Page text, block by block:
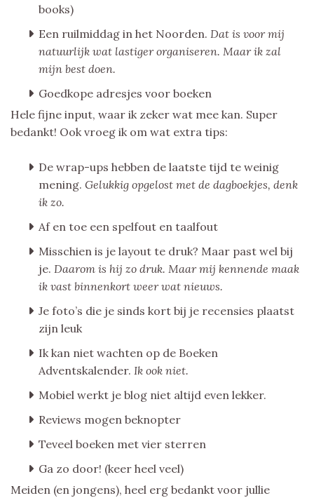
books)
Een ruilmiddag in het Noorden. Dat is voor mij
natuurlijk wat lastiger organiseren. Maar ik zal
mijn best doen.
Goedkope adresjes voor boeken
Hele fijne input, waar ik zeker wat mee kan. Super
bedankt! Ook vroeg ik om wat extra tips:
De wrap-ups hebben de laatste tijd te weinig
mening. Gelukkig opgelost met de dagboekjes, denk
ik zo.
Af en toe een spelfout en taalfout
Misschien is je layout te druk? Maar past wel bij
je. Daarom is hij zo druk. Maar mij kennende maak
ik vast binnenkort weer wat nieuws.
Je foto’s die je sinds kort bij je recensies plaatst
zijn leuk
Ik kan niet wachten op de Boeken
Adventskalender. Ik ook niet.
Mobiel werkt je blog niet altijd even lekker.
Reviews mogen beknopter
Teveel boeken met vier sterren
Ga zo door! (keer heel veel)
Meiden (en jongens), heel erg bedankt voor jullie